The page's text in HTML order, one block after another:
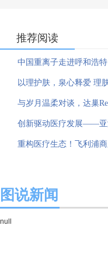
推荐阅读
中国重离子走进呼和浩特
以理护肤，泉心释爱 理
与岁月温柔对谈，达巢
创新驱动医疗发展——亚
重构医疗生态！飞利浦
图说新闻
null